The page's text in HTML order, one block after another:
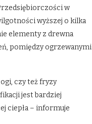
w
wyższej o kilka
elementy z drewna
pomiędzy ogrzewanymi
czy też fryzy
jest bardziej
ciepła – informuje